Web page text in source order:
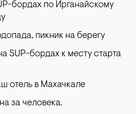
бордах по Ирганайскому
пикник на берегу
SUP-бордах к месту старта
отель в Махачкале
за человека.